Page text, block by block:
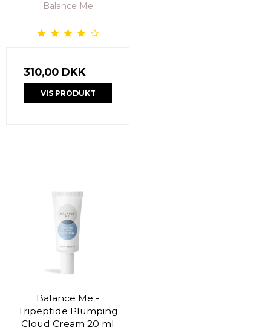
Balance Me
310,00 DKK
VIS PRODUKT
Balance Me -
Tripeptide Plumping
Cloud Cream 20 ml